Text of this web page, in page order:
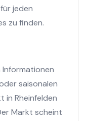
jeden
zu finden.
Informationen
saisonalen
in Rheinfelden
Markt scheint